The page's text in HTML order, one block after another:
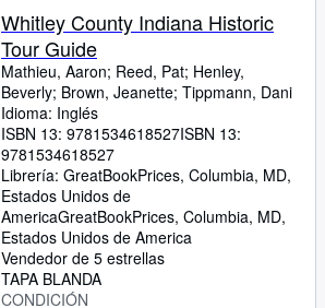
Whitley County Indiana Historic
Tour Guide
Mathieu, Aaron; Reed, Pat; Henley,
Beverly; Brown, Jeanette; Tippmann, Dani
Idioma: Inglés
ISBN 13: 9781534618527ISBN 13:
9781534618527
Librería: GreatBookPrices, Columbia, MD,
Estados Unidos de
AmericaGreatBookPrices, Columbia, MD,
Estados Unidos de America
Vendedor de 5 estrellas
TAPA BLANDA
CONDICIÓN